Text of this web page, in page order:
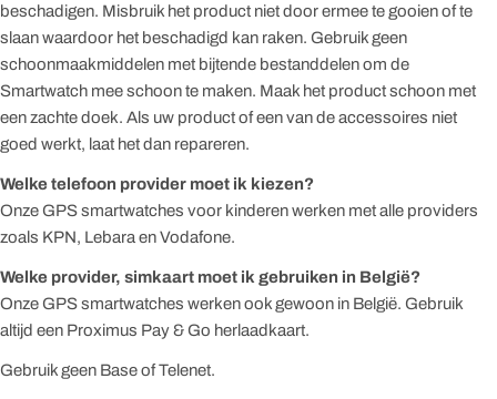
beschadigen. Misbruik het product niet door ermee te gooien of te
slaan waardoor het beschadigd kan raken. Gebruik geen
schoonmaakmiddelen met bijtende bestanddelen om de
Smartwatch mee schoon te maken. Maak het product schoon met
een zachte doek. Als uw product of een van de accessoires niet
goed werkt, laat het dan repareren.
Welke telefoon provider moet ik kiezen?
Onze GPS smartwatches voor kinderen werken met alle providers
zoals KPN, Lebara en Vodafone.
Welke provider, simkaart moet ik gebruiken in België?
Onze GPS smartwatches werken ook gewoon in België. Gebruik
altijd een Proximus Pay & Go herlaadkaart.
Gebruik geen Base of Telenet.